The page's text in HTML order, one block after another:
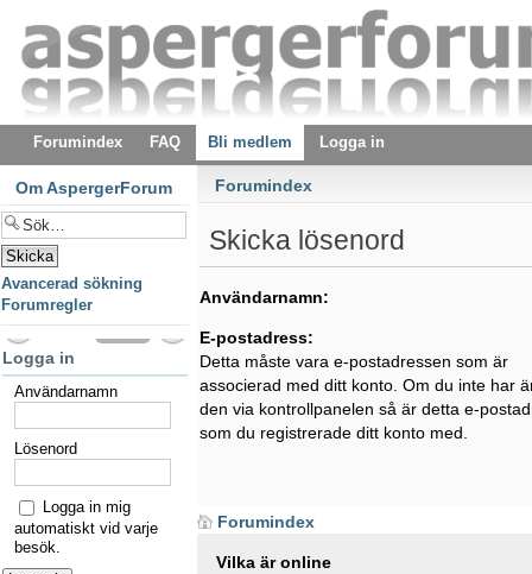
Forumindex FAQ Bli medlem Logga in
Forumindex
Skicka lösenord
Användarnamn:
E-postadress:
Detta måste vara e-postadressen som är
associerad med ditt konto. Om du inte har
den via kontrollpanelen så är detta e-
som du registrerade ditt konto med.
Forumindex
Vilka är online
Om AspergerForum
Avancerad sökning
Forumregler
Logga in
Användarnamn
Lösenord
Logga in mig
automatiskt vid varje
besök.